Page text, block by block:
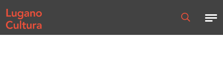
Home page